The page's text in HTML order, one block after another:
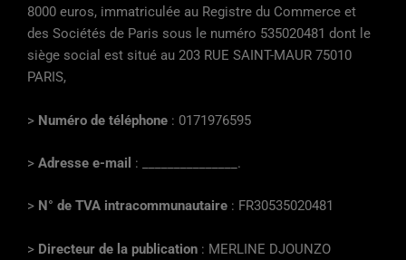
8000 euros, immatriculée au Registre du Commerce et
des Sociétés de Paris sous le numéro 535020481 dont le
siège social est situé au 203 RUE SAINT-MAUR 75010
PARIS,
> Numéro de téléphone : 0171976595
> Adresse e-mail : _______________.
> N° de TVA intracommunautaire : FR30535020481
> Directeur de la publication : MERLINE DJOUNZO